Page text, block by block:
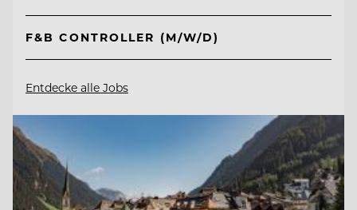
F&B CONTROLLER (M/W/D)
Entdecke alle Jobs